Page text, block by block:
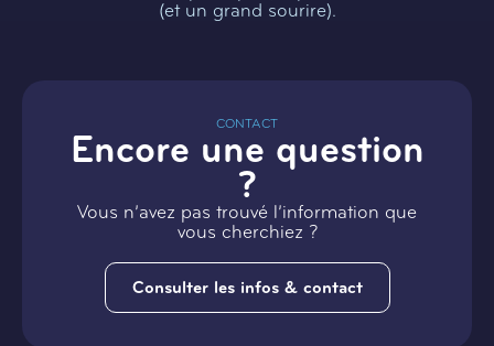
(et un grand sourire).
CONTACT
Encore une question
?
Vous n’avez pas trouvé l’information que
vous cherchiez ?
Consulter les infos & contact